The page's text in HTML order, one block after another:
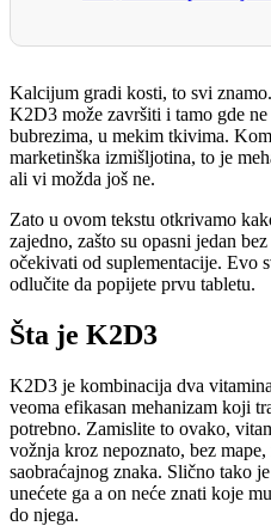
Kalcijum gradi kosti, to svi
K2D3 može završiti i tamo gde
bubrezima, u mekim tkivima.
marketinška izmišljotina, to je
ali vi možda još ne.
Zato u ovom tekstu otkrivamo
zajedno, zašto su opasni jedan
očekivati od suplementacije. Evo
odlučite da popijete prvu tabletu.
Šta je K2D3
K2D3 je kombinacija dva
veoma efikasan mehanizam koji
potrebno. Zamislite to ovako,
vožnja kroz nepoznato, bez
saobraćajnog znaka. Slično tako
unećete ga a on neće znati koje
do njega.